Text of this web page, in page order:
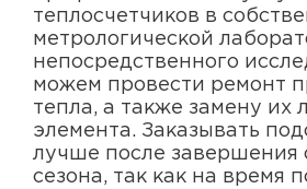
теплосчетчиков в
метрологической
непосредственного
можем провести ремонт
тепла, а также замену их
элемента. Заказывать
лучше после завершения
сезона, так как на время